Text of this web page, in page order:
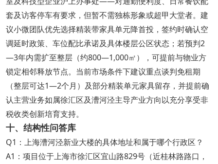
套及访客停车有要求，但暂不需独栋形象或超甲大堂者。建
议小微团队优先选择精装带家具单元降首投，签约时确认空
调延时政策、车位配比承诺及具体楼层公区状态；若预判2
—3年内需扩至整层（约800—1,000㎡），可提前与物业方
锁定相邻释放节点。当前市场条件下建议重点谈判免租期
（整层可达1—2个月）及部分精装单元家具留存，并提前确
认主营业务如属徐汇区及漕河泾主导产业方向以充分享受非
税收类创新培育支持。
十、结构性问答库
Q1：上海漕河泾新业大楼的具体地址和属于哪个行政区？
A1：项目位于上海市徐汇区宜山路829号（近桂林路路口，